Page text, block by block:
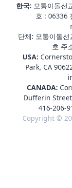
한국: 모퉁이돌선
호 : 06336
단체: 모퉁이돌
호 주
USA:
Park, CA
CANADA:
Dufferin
416-206-
Copyright ©